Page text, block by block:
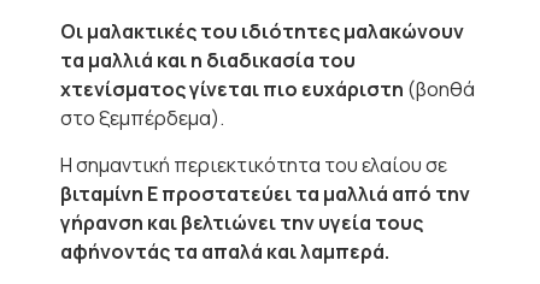
Οι μαλακτικές του ιδιότητες μαλακώνουν
τα μαλλιά και η διαδικασία του
χτενίσματος γίνεται πιο ευχάριστη (βοηθά
στο ξεμπέρδεμα).
Η σημαντική περιεκτικότητα του ελαίου σε
βιταμίνη Ε προστατεύει τα μαλλιά από την
γήρανση και βελτιώνει την υγεία τους
αφήνοντάς τα απαλά και λαμπερά.